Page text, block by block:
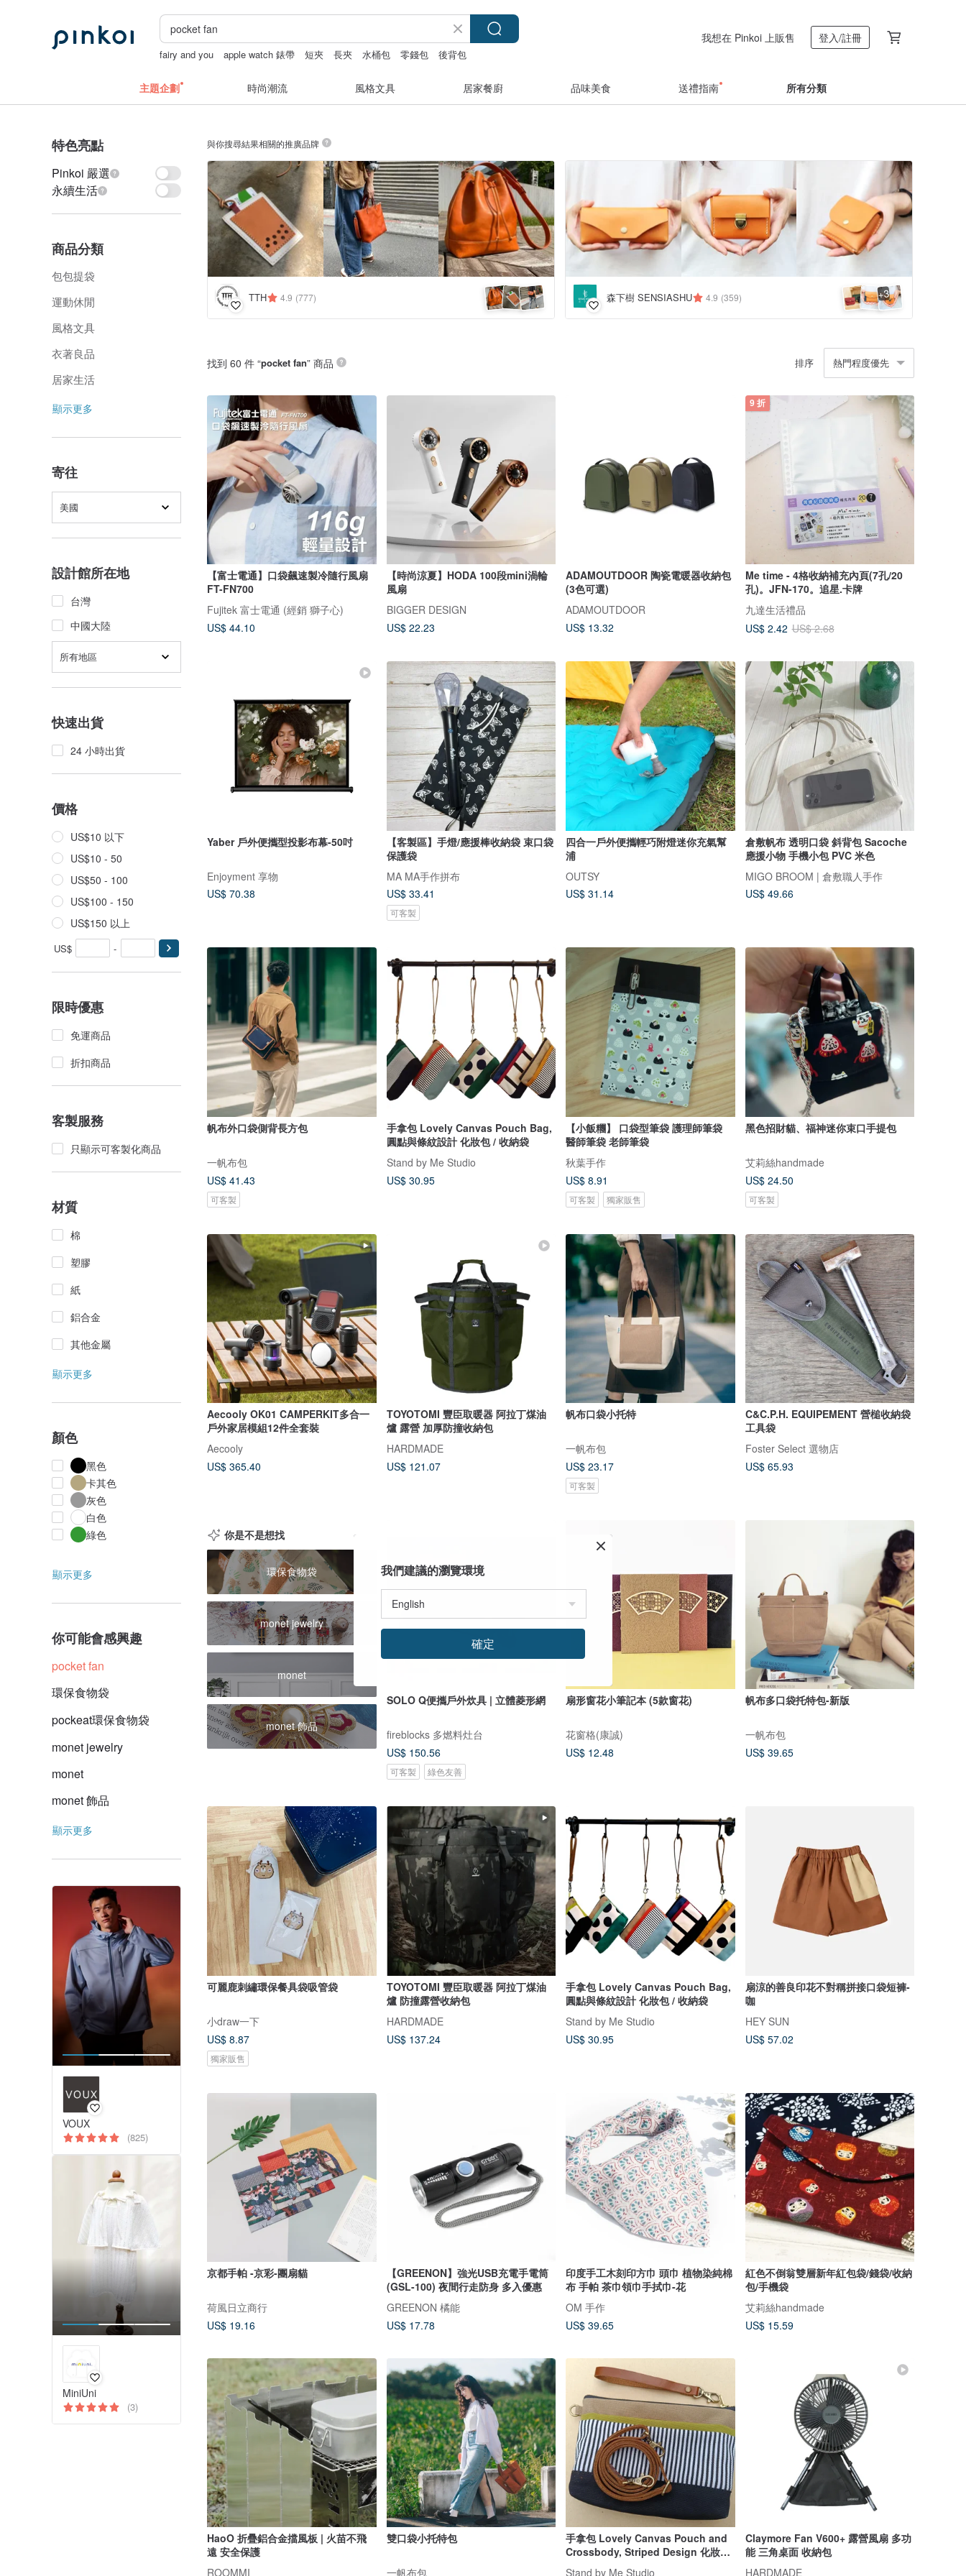
fairy and you apple watch 錶帶 短夾 長夾 水桶包 零錢包
後背包
我想在 Pinkoi 上販售 登入/註冊
主題企劃 時尚潮流 風格文具 居家餐廚 品味美食 送禮指南 所有分類
特色亮點
Pinkoi 嚴選
永續生活
商品分類
包包提袋
運動休閒
風格文具
衣著良品
居家生活
顯示更多
寄往
美國
設計館所在地
台灣
中國大陸
所有地區
快速出貨
24 小時出貨
價格
US$10 以下
US$10 - 50
US$50 - 100
US$100 - 150
US$150 以上
US$ -
限時優惠
免運商品
折扣商品
客製服務
只顯示可客製化商品
材質
棉
塑膠
紙
鋁合金
其他金屬
顯示更多
顏色
黑色
卡其色
灰色
白色
綠色
顯示更多
你可能會感興趣
pocket fan
環保食物袋
pockeat環保食物袋
monet jewelry
monet
monet 飾品
顯示更多
VOUX
(825)
MiniUni
(3)
與你搜尋結果相關的推廣品牌
TTH 4.9 (777) 森下樹 SENSIASHU 4.9 (359) +3
找到 60 件 “pocket fan” 商品 排序 熱門程度優先
【富士電通】口袋飆速製冷隨行風扇
FT-FN700
Fujitek 富士電通 (經銷 獅子心)
US$ 44.10
【時尚涼夏】HODA 100段mini渦輪
風扇
BIGGER DESIGN
US$ 22.23
ADAMOUTDOOR 陶瓷電暖器收納包
(3色可選)
ADAMOUTDOOR
US$ 13.32
9 折
Me time - 4格收納補充內頁(7孔/20
孔)。JFN-170。追星.卡牌
九達生活禮品
US$ 2.42 US$ 2.68
Yaber 戶外便攜型投影布幕-50吋
Enjoyment 享物
US$ 70.38
【客製區】手燈/應援棒收納袋 束口袋
保護袋
MA MA手作拼布
US$ 33.41
可客製
四合一戶外便攜輕巧附燈迷你充氣幫
浦
OUTSY
US$ 31.14
倉敷帆布 透明口袋 斜背包 Sacoche
應援小物 手機小包 PVC 米色
MIGO BROOM | 倉敷職人手作
US$ 49.66
帆布外口袋側背長方包
一帆布包
US$ 41.43
可客製
手拿包 Lovely Canvas Pouch Bag,
圓點與條紋設計 化妝包 / 收納袋
Stand by Me Studio
US$ 30.95
【小飯糰】 口袋型筆袋 護理師筆袋
醫師筆袋 老師筆袋
秋葉手作
US$ 8.91
可客製 獨家販售
黑色招財貓、福神迷你束口手提包
艾莉絲handmade
US$ 24.50
可客製
Aecooly OK01 CAMPERKIT多合一
戶外家居模組12件全套裝
Aecooly
US$ 365.40
TOYOTOMI 豐臣取暖器 阿拉丁煤油
爐 露營 加厚防撞收納包
HARDMADE
US$ 121.07
帆布口袋小托特
一帆布包
US$ 23.17
可客製
C&C.P.H. EQUIPEMENT 營槌收納袋
工具袋
Foster Select 選物店
US$ 65.93
你是不是想找
環保食物袋
monet jewelry
monet
monet 飾品
SOLO Q便攜戶外炊具 | 立體菱形網
fireblocks 多燃料灶台
US$ 150.56
可客製 綠色友善
扇形窗花小筆記本 (5款窗花)
花窗格(康誠)
US$ 12.48
帆布多口袋托特包-新版
一帆布包
US$ 39.65
可麗鹿刺繡環保餐具袋吸管袋
小draw一下
US$ 8.87
獨家販售
TOYOTOMI 豐臣取暖器 阿拉丁煤油
爐 防撞露營收納包
HARDMADE
US$ 137.24
手拿包 Lovely Canvas Pouch Bag,
圓點與條紋設計 化妝包 / 收納袋
Stand by Me Studio
US$ 30.95
扇涼的善良印花不對稱拼接口袋短褲-
咖
HEY SUN
US$ 57.02
京都手帕 -京彩-團扇貓
荷風日立商行
US$ 19.16
【GREENON】強光USB充電手電筒
(GSL-100) 夜間行走防身 多入優惠
GREENON 橘能
US$ 17.78
印度手工木刻印方巾 頭巾 植物染純棉
布 手帕 茶巾領巾手拭巾-花
OM 手作
US$ 39.65
紅色不倒翁雙層新年紅包袋/錢袋/收納
包/手機袋
艾莉絲handmade
US$ 15.59
HaoO 折疊鋁合金擋風板 | 火苗不飛
遠 安全保護
ROOMMI
雙口袋小托特包
一帆布包
手拿包 Lovely Canvas Pouch and
Crossbody, Striped Design 化妝包
/收納袋
Stand by Me Studio
Claymore Fan V600+ 露營風扇 多功
能 三角桌面 收納包
HARDMADE
我們建議的瀏覽環境
確定